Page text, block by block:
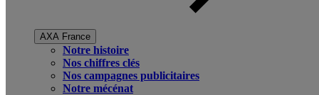
AXA France
Notre histoire
Nos chiffres clés
Nos campagnes publicitaires
Notre mécénat